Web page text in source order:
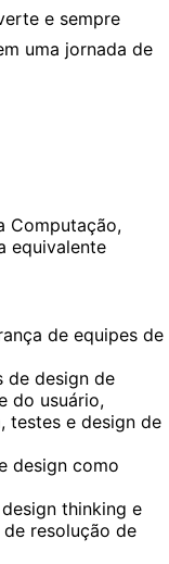
e sempre
uma jornada de
Computação,
equivalente
de equipes de
de design de
do usuário,
testes e design de
design como
thinking e
resolução de